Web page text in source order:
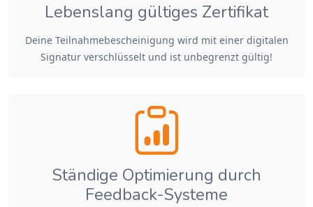
Lebenslang gültiges Zertifikat
Deine Teilnahmebescheinigung wird mit einer digitalen
Signatur verschlüsselt und ist unbegrenzt gültig!
Ständige Optimierung durch
Feedback-Systeme